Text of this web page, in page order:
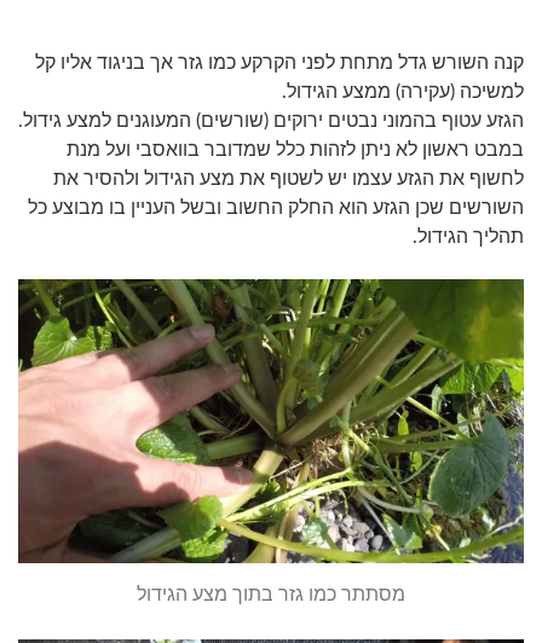
קנה השורש גדל מתחת לפני הקרקע כמו גזר אך בניגוד אליו קל
למשיכה (עקירה) ממצע הגידול.
הגזע עטוף בהמוני נבטים ירוקים (שורשים) המעוגנים למצע גידול.
במבט ראשון לא ניתן לזהות כלל שמדובר בוואסבי ועל מנת
לחשוף את הגזע עצמו יש לשטוף את מצע הגידול ולהסיר את
השורשים שכן הגזע הוא החלק החשוב ובשל העניין בו מבוצע כל
תהליך הגידול.
מסתתר כמו גזר בתוך מצע הגידול